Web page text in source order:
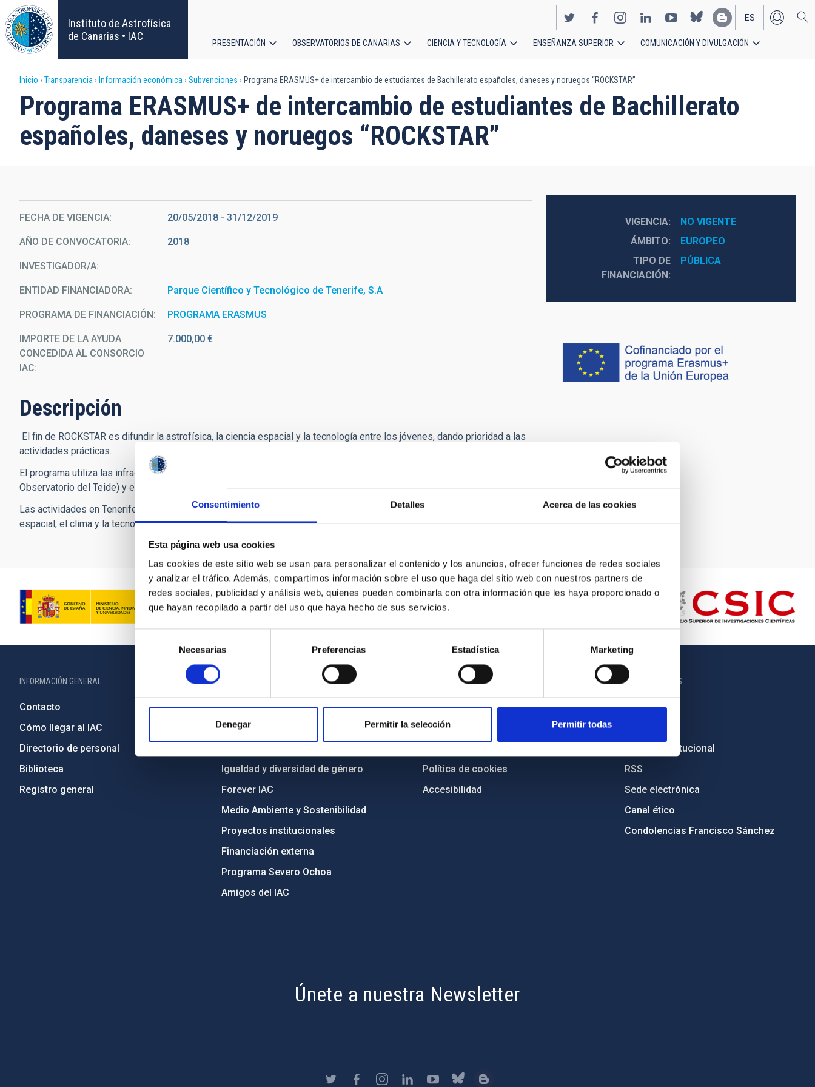
Consentimiento Detalles Acerca de las cookies
Esta página web usa cookies
Las cookies de este sitio web se usan para personalizar el contenido y los anuncios, ofrecer funciones de redes sociales
y analizar el tráfico. Además, compartimos información sobre el uso que haga del sitio web con nuestros partners de
redes sociales, publicidad y análisis web, quienes pueden combinarla con otra información que les haya proporcionado o
que hayan recopilado a partir del uso que haya hecho de sus servicios.
consentimiento
Necesarias Preferencias Estadística Marketing
Denegar Permitir la selección Permitir todas
Pasar
al
contenido
principal
Instituto de Astrofísica
de Canarias • IAC
EN
ES
principal
PRESENTACIÓN OBSERVATORIOS DE CANARIAS CIENCIA Y TECNOLOGÍA ENSEÑANZA SUPERIOR COMUNICACIÓN Y DIVULGACIÓN
Sobrescribir
enlaces
de
a
la
navegación
Inicio Transparencia Información económica Subvenciones Programa ERASMUS+ de intercambio de estudiantes de Bachillerato españoles, daneses y noruegos “ROCKSTAR”
Programa ERASMUS+ de intercambio de estudiantes de Bachillerato
españoles, daneses y noruegos “ROCKSTAR”
FECHA DE VIGENCIA 20/05/2018 - 31/12/2019
AÑO DE CONVOCATORIA 2018
INVESTIGADOR/A
ENTIDAD FINANCIADORA Parque Científico y Tecnológico de Tenerife, S.A
PROGRAMA DE FINANCIACIÓN PROGRAMA ERASMUS
IMPORTE DE LA AYUDA
CONCEDIDA AL CONSORCIO
IAC
7.000,00 €
Descripción
El fin de ROCKSTAR es difundir la astrofísica, la ciencia espacial y la tecnología entre los jóvenes, dando prioridad a las
actividades prácticas.
El programa utiliza las infraestructuras científicas educativas ubicadas en Tenerife (Museo de la Ciencia y el Cosmos y
Observatorio del Teide) y en Noruega (Andøya Space Center).
Las actividades en Tenerife se centran en la astrofísica y la tecnología (el Sol como estrella) y en Andøya en la física
espacial, el clima y la tecnología (la actividad del Sol y su relación con la Tierra).
VIGENCIA
NO VIGENTE
ÁMBITO
EUROPEO
TIPO DE
FINANCIACIÓN
PÚBLICA
INFORMACIÓN GENERAL
Contacto
Cómo llegar al IAC
Directorio de personal
Biblioteca
Registro general
INFORMACIÓN INSTITUCIONAL
Legislación
Transparencia
Igualdad y diversidad de género
Forever IAC
Medio Ambiente y Sostenibilidad
Proyectos institucionales
Financiación externa
Programa Severo Ochoa
Amigos del IAC
PORTAL DEL IAC
Mapa web
Políticas de privacidad
Política de cookies
Accesibilidad
OTROS ENLACES
Empleo
Imagen institucional
RSS
Sede electrónica
Canal ético
Condolencias Francisco Sánchez
Únete a nuestra Newsletter